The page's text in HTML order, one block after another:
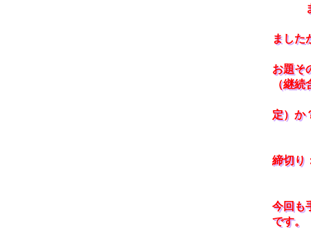
また
ました
お題そ
（継続
定）か
締切り
今回も
です。